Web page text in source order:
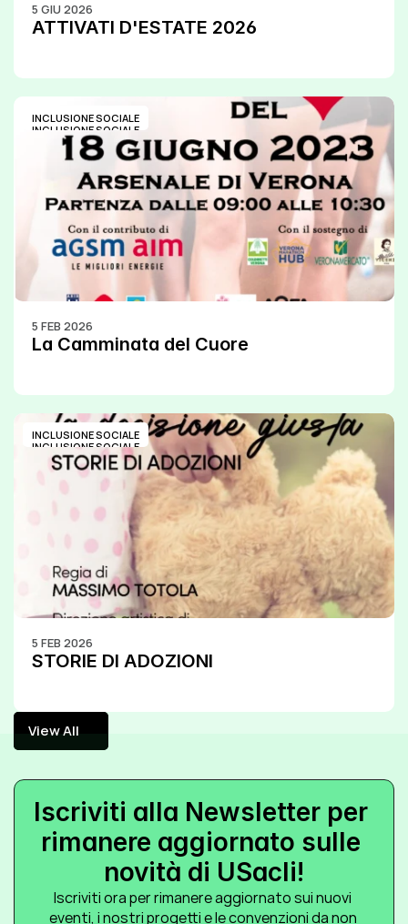
5 GIU 2026
ATTIVATI D'ESTATE 2026
INCLUSIONE SOCIALE
INCLUSIONE SOCIALE
5 FEB 2026
La Camminata del Cuore
INCLUSIONE SOCIALE
INCLUSIONE SOCIALE
5 FEB 2026
STORIE DI ADOZIONI
View All
View All
Iscriviti alla Newsletter per
rimanere aggiornato sulle
novità di USacli!
Iscriviti ora per rimanere aggiornato sui nuovi
eventi, i nostri progetti e le convenzioni da non